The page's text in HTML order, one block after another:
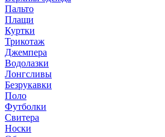
Пальто
Плащи
Куртки
Трикотаж
Джемпера
Водолазки
Лонгсливы
Безрукавки
Поло
Футболки
Свитера
Носки